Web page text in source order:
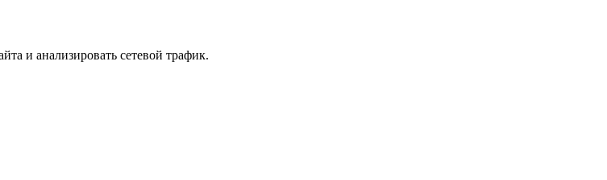
и анализировать сетевой трафик.